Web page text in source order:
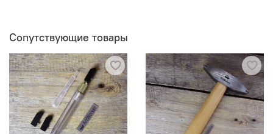
Сопутствующие товары